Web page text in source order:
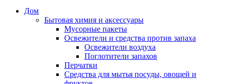
Дом
Бытовая химия и аксессуары
Мусорные пакеты
Освежители и средства против запаха
Освежители воздуха
Поглотители запахов
Перчатки
Средства для мытья посуды, овощей и